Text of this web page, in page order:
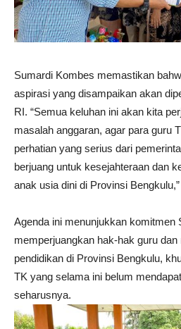
Sumardi Kombes memastikan
aspirasi yang disampaikan akan
RI. “Semua keluhan ini akan kita
masalah anggaran, agar para guru
perhatian yang serius dari
berjuang untuk kesejahteraan dan
anak usia dini di Provinsi
Agenda ini menunjukkan komitmen
memperjuangkan hak-hak guru
pendidikan di Provinsi Bengkulu,
TK yang selama ini belum
seharusnya.